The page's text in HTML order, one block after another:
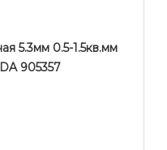
5.3мм 0.5-1.5кв.мм
905357